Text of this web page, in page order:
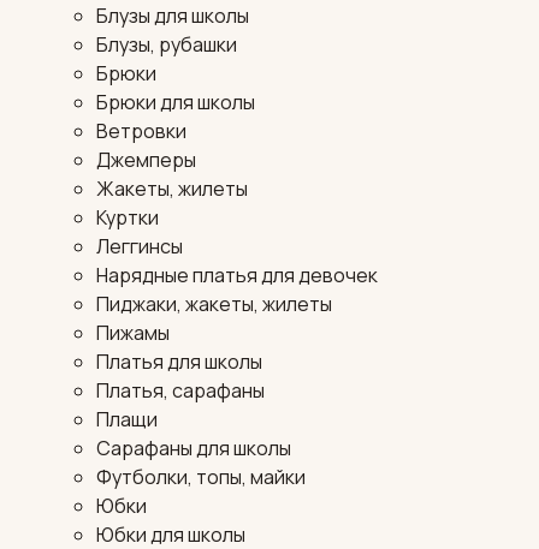
Блузы для школы
Блузы, рубашки
Брюки
Брюки для школы
Ветровки
Джемперы
Жакеты, жилеты
Куртки
Леггинсы
Нарядные платья для девочек
Пиджаки, жакеты, жилеты
Пижамы
Платья для школы
Платья, сарафаны
Плащи
Сарафаны для школы
Футболки, топы, майки
Юбки
Юбки для школы